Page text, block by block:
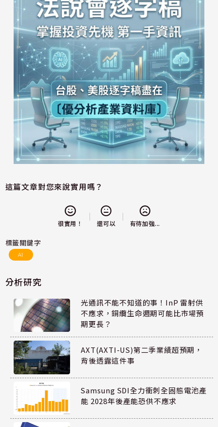
這篇文章對您來說實用嗎？
很實用！ 還可以 有待加強...
標籤關鍵字
AI
分析研究
光通訊不能不知道的事！InP 雷射供
不應求，銅纜生命週期可能比市場預
期更長？
AXT(AXTI-US)第二季業績超預期，
背後透露這件事
Samsung SDI全力衝刺全固態電池產
能 2028年後產能恐供不應求